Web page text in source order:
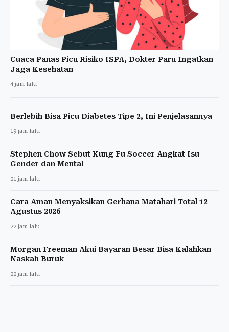
Cuaca Panas Picu Risiko ISPA, Dokter Paru Ingatkan
Jaga Kesehatan
4 jam lalu
Berlebih Bisa Picu Diabetes Tipe 2, Ini Penjelasannya
19 jam lalu
Stephen Chow Sebut Kung Fu Soccer Angkat Isu
Gender dan Mental
21 jam lalu
Cara Aman Menyaksikan Gerhana Matahari Total 12
Agustus 2026
22 jam lalu
Morgan Freeman Akui Bayaran Besar Bisa Kalahkan
Naskah Buruk
22 jam lalu